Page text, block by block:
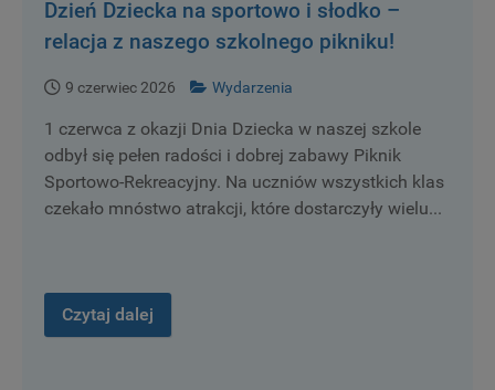
Dzień Dziecka na sportowo i słodko –
relacja z naszego szkolnego pikniku!
9 czerwiec 2026 Wydarzenia
1 czerwca z okazji Dnia Dziecka w naszej szkole
odbył się pełen radości i dobrej zabawy Piknik
Sportowo-Rekreacyjny. Na uczniów wszystkich klas
czekało mnóstwo atrakcji, które dostarczyły wielu...
Czytaj dalej